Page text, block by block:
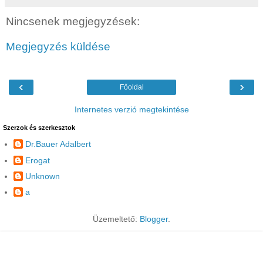
Nincsenek megjegyzések:
Megjegyzés küldése
‹ ›
Főoldal
Internetes verzió megtekintése
Szerzok és szerkesztok
Dr.Bauer Adalbert
Erogat
Unknown
a
Üzemeltető: Blogger.